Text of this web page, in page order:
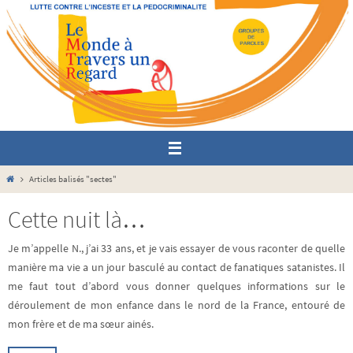
Passer
vers
contenu
HomeArticles balisés "sectes"
Cette nuit là…
Je m’appelle N., j’ai 33 ans, et je vais essayer de vous raconter de quelle
manière ma vie a un jour basculé au contact de fanatiques satanistes. Il
me faut tout d’abord vous donner quelques informations sur le
déroulement de mon enfance dans le nord de la France, entouré de
mon frère et de ma sœur ainés.